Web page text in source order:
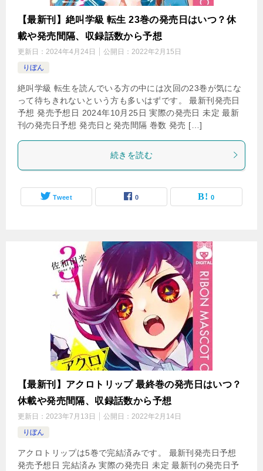
【最新刊】絶叫学級 転生 23巻の発売日はいつ？休
載や発売間隔、収録話数から予想
更新日： 2024年4月24日 公開日： 2022年2月15日
りぼん
絶叫学級 転生を読んでいる方の中には次回の23巻が気にな
って待ちきれないという方も多いはずです。 最新刊発売日
予想 発売予想日 2024年10月25日 実際の発売日 未定 最新
刊の発売日予想 発売日と発売間隔 巻数 発売 […]
続きを読む
Tweet 0 0
【最新刊】アクロトリップ 最終巻の発売日はいつ？
休載や発売間隔、収録話数から予想
更新日： 2023年7月13日 公開日： 2022年2月14日
りぼん
アクロトリップは5巻で完結済みです。 最新刊発売日予想
発売予想日 完結済み 実際の発売日 未定 最新刊の発売日予